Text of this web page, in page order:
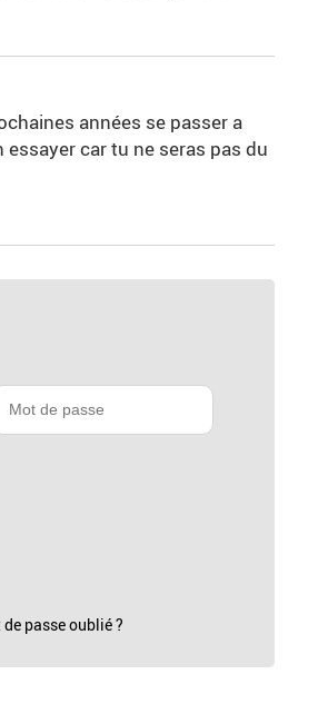
années se passer a
car tu ne seras pas du
passe oublié ?